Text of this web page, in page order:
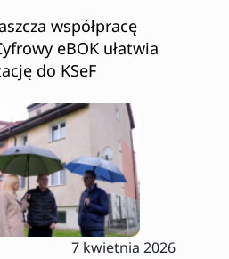
współpracę
eBOK ułatwia
do KSeF
7 kwietnia 2026